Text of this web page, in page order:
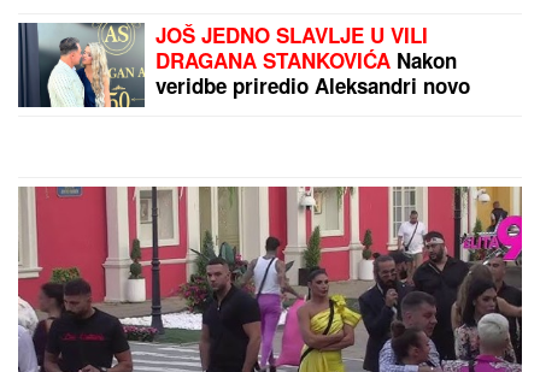
JOŠ JEDNO SLAVLJE U VILI
DRAGANA STANKOVIĆA Nakon
veridbe priredio Aleksandri novo